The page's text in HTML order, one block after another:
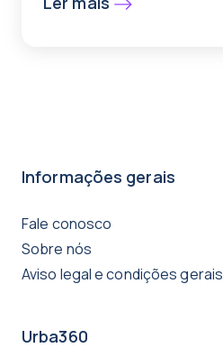
Informações gerais
Fale conosco
Sobre nós
Aviso legal e condições gerais
Urba360